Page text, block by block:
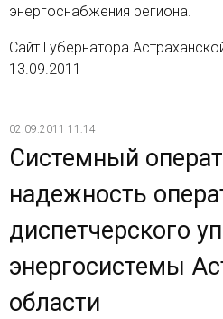
энергоснабжения региона.
Сайт Губернатора
13.09.2011
02.09.2011 11:14
Системный
надежность
диспетчерского
энергосистемы
области